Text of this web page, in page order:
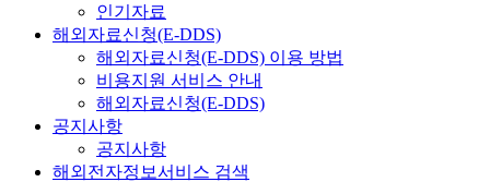
인기자료
해외자료신청(E-DDS)
해외자료신청(E-DDS) 이용 방법
비용지원 서비스 안내
해외자료신청(E-DDS)
공지사항
공지사항
해외전자정보서비스 검색